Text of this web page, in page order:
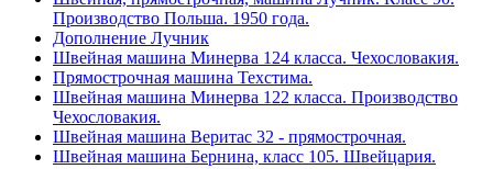
Производство Польша. 1950 года.
Дополнение Лучник
Швейная машина Минерва 124 класса. Чехословакия.
Прямострочная машина Техстима.
Швейная машина Минерва 122 класса. Производство
Чехословакия.
Швейная машина Веритас 32 - прямострочная.
Швейная машина Бернина, класс 105. Швейцария.